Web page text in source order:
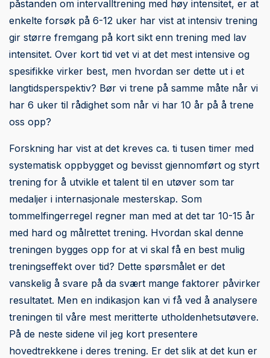
påstanden om intervalltrening med høy intensitet, er at
enkelte forsøk på 6-12 uker har vist at intensiv trening
gir større fremgang på kort sikt enn trening med lav
intensitet. Over kort tid vet vi at det mest intensive og
spesifikke virker best, men hvordan ser dette ut i et
langtidsperspektiv? Bør vi trene på samme måte når vi
har 6 uker til rådighet som når vi har 10 år på å trene
oss opp?
Forskning har vist at det kreves ca. ti tusen timer med
systematisk oppbygget og bevisst gjennomført og styrt
trening for å utvikle et talent til en utøver som tar
medaljer i internasjonale mesterskap. Som
tommelfingerregel regner man med at det tar 10-15 år
med hard og målrettet trening. Hvordan skal denne
treningen bygges opp for at vi skal få en best mulig
treningseffekt over tid? Dette spørsmålet er det
vanskelig å svare på da svært mange faktorer påvirker
resultatet. Men en indikasjon kan vi få ved å analysere
treningen til våre mest meritterte utholdenhetsutøvere.
På de neste sidene vil jeg kort presentere
hovedtrekkene i deres trening. Er det slik at det kun er